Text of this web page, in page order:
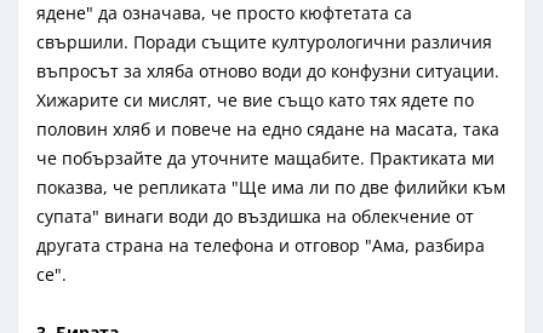
ядене" да означава, че просто кюфтетата са
свършили. Поради същите културологични различия
въпросът за хляба отново води до конфузни ситуации.
Хижарите си мислят, че вие също като тях ядете по
половин хляб и повече на едно сядане на масата, така
че побързайте да уточните мащабите. Практиката ми
показва, че репликата "Ще има ли по две филийки към
супата" винаги води до въздишка на облекчение от
другата страна на телефона и отговор "Ама, разбира
се".